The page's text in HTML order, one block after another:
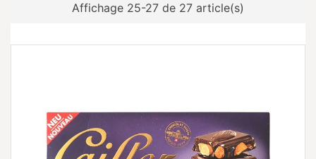
Affichage 25-27 de 27 article(s)